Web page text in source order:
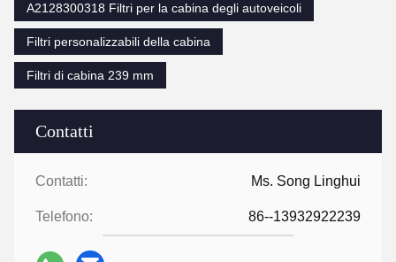
Contatti
Contatti: Ms. Song Linghui
Telefono: 86--13932922239
A2128300318 Filtri per la cabina degli autoveicoli
Filtri personalizzabili della cabina
Filtri di cabina 239 mm